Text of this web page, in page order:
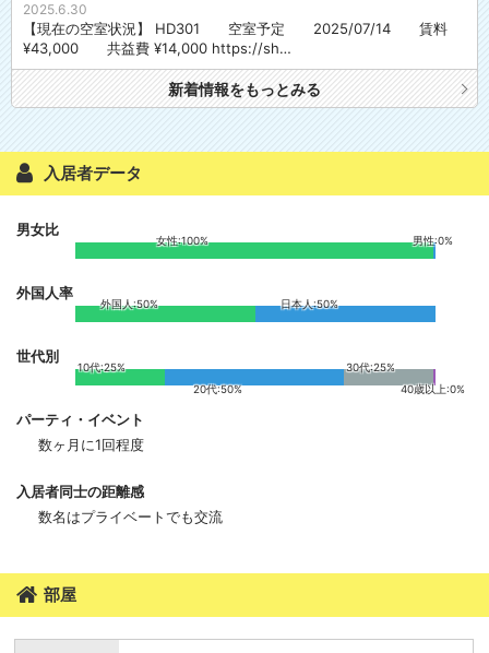
2025.6.30
【現在の空室状況】 HD301 空室予定 2025/07/14 賃料
¥43,000 共益費 ¥14,000 https://sh…
新着情報をもっとみる
入居者データ
男女比
女性:100% 男性:0%
外国人率
外国人:50% 日本人:50%
世代別
10代:25%
20代:50%
30代:25%
40歳以上:0%
パーティ・イベント
数ヶ月に1回程度
入居者同士の距離感
数名はプライベートでも交流
部屋